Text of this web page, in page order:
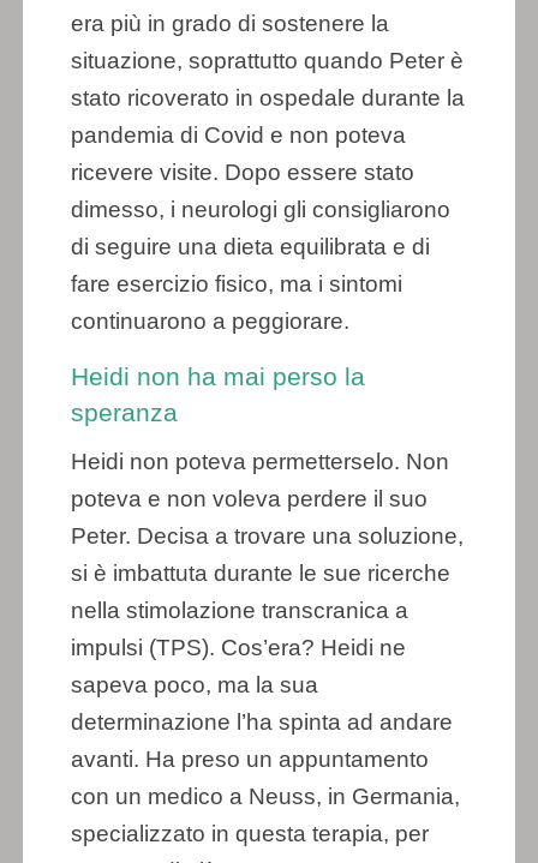
era più in grado di sostenere la
situazione, soprattutto quando Peter è
stato ricoverato in ospedale durante la
pandemia di Covid e non poteva
ricevere visite. Dopo essere stato
dimesso, i neurologi gli consigliarono
di seguire una dieta equilibrata e di
fare esercizio fisico, ma i sintomi
continuarono a peggiorare.
Heidi non ha mai perso la
speranza
Heidi non poteva permetterselo. Non
poteva e non voleva perdere il suo
Peter. Decisa a trovare una soluzione,
si è imbattuta durante le sue ricerche
nella stimolazione transcranica a
impulsi (TPS). Cos’era? Heidi ne
sapeva poco, ma la sua
determinazione l’ha spinta ad andare
avanti. Ha preso un appuntamento
con un medico a Neuss, in Germania,
specializzato in questa terapia, per